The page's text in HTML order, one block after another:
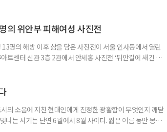
다만 재미탐구형에게 일은 급여만으로 충족되지 않는다
의 위안부 피해여성 사진전
명의 해방 이후 삶을 담은 사진전이 서울 인사동에서 열린
트센터 신관 3층 2관에서 안세홍 사진전 ‘뒤안길에 새긴 이
소를 다시 찾으며 어렵게 꺼낸 증언이 한 사람
의 소음에 지친 현대인에게 진정한 광활함이 무엇인지 깨닫
나는 시기는 단연 6월에서 8월 사이다. 짧은 여름 동안 몽골